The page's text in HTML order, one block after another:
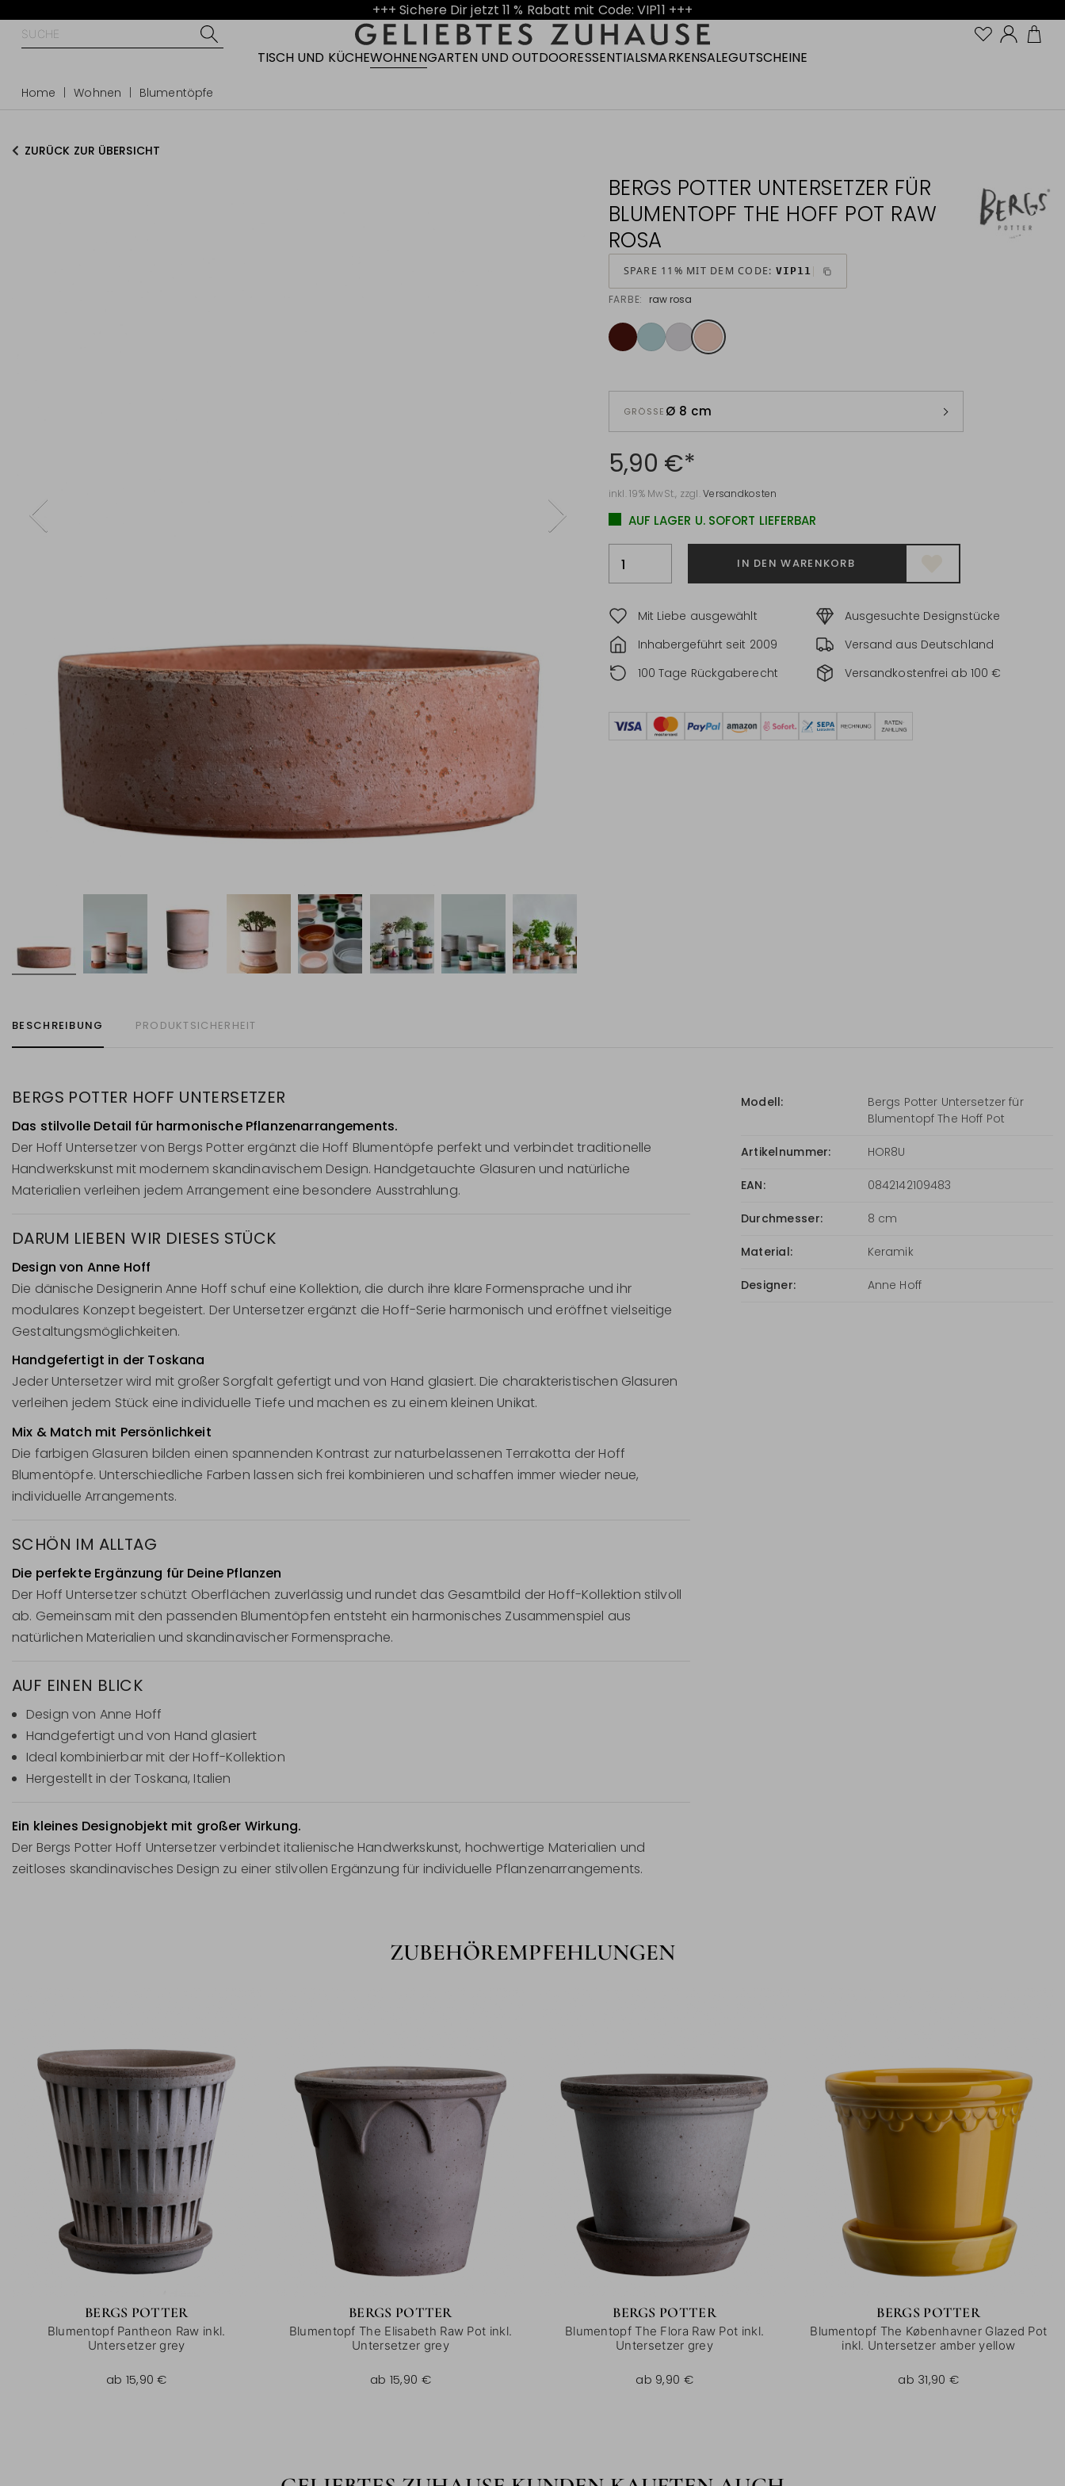
+++ Sichere Dir jetzt 11 % Rabatt mit Code: VIP11 +++
Konto
TISCH UND KÜCHEWOHNENGARTEN UND OUTDOORESSENTIALSMARKENSALEGUTSCHEINE
Home Wohnen Blumentöpfe
ZURÜCK ZUR ÜBERSICHT
BERGS POTTER UNTERSETZER FÜR
BLUMENTOPF THE HOFF POT RAW
ROSA
SPARE 11% MIT DEM CODE: VIP11
FARBE: raw rosa
GRÖSSE Ø 8 cm
5,90 €*
inkl. 19% MwSt., zzgl.Versandkosten
AUF LAGER U. SOFORT LIEFERBAR
IN DEN WARENKORB
Mit Liebe ausgewählt
Ausgesuchte Designstücke
Inhabergeführt seit 2009
Versand aus Deutschland
100 Tage Rückgaberecht
Versandkostenfrei ab 100 €
BESCHREIBUNG PRODUKTSICHERHEIT
BERGS POTTER HOFF UNTERSETZER
Das stilvolle Detail für harmonische Pflanzenarrangements.
Der Hoff Untersetzer von Bergs Potter ergänzt die Hoff Blumentöpfe perfekt und verbindet traditionelle
Handwerkskunst mit modernem skandinavischem Design. Handgetauchte Glasuren und natürliche
Materialien verleihen jedem Arrangement eine besondere Ausstrahlung.
DARUM LIEBEN WIR DIESES STÜCK
Design von Anne Hoff
Die dänische Designerin Anne Hoff schuf eine Kollektion, die durch ihre klare Formensprache und ihr
modulares Konzept begeistert. Der Untersetzer ergänzt die Hoff-Serie harmonisch und eröffnet vielseitige
Gestaltungsmöglichkeiten.
Handgefertigt in der Toskana
Jeder Untersetzer wird mit großer Sorgfalt gefertigt und von Hand glasiert. Die charakteristischen Glasuren
verleihen jedem Stück eine individuelle Tiefe und machen es zu einem kleinen Unikat.
Mix & Match mit Persönlichkeit
Die farbigen Glasuren bilden einen spannenden Kontrast zur naturbelassenen Terrakotta der Hoff
Blumentöpfe. Unterschiedliche Farben lassen sich frei kombinieren und schaffen immer wieder neue,
individuelle Arrangements.
SCHÖN IM ALLTAG
Die perfekte Ergänzung für Deine Pflanzen
Der Hoff Untersetzer schützt Oberflächen zuverlässig und rundet das Gesamtbild der Hoff-Kollektion stilvoll
ab. Gemeinsam mit den passenden Blumentöpfen entsteht ein harmonisches Zusammenspiel aus
natürlichen Materialien und skandinavischer Formensprache.
AUF EINEN BLICK
Design von Anne Hoff
Handgefertigt und von Hand glasiert
Ideal kombinierbar mit der Hoff-Kollektion
Hergestellt in der Toskana, Italien
Ein kleines Designobjekt mit großer Wirkung.
Der Bergs Potter Hoff Untersetzer verbindet italienische Handwerkskunst, hochwertige Materialien und
zeitloses skandinavisches Design zu einer stilvollen Ergänzung für individuelle Pflanzenarrangements.
Modell:
Bergs Potter Untersetzer für
Blumentopf The Hoff Pot
Artikelnummer: HOR8U
EAN: 0842142109483
Durchmesser: 8 cm
Material: Keramik
Designer: Anne Hoff
ZUBEHÖREMPFEHLUNGEN
BERGS POTTER
Blumentopf Pantheon Raw inkl.
Untersetzer grey
ab 15,90 €
BERGS POTTER
Blumentopf The Elisabeth Raw Pot inkl.
Untersetzer grey
ab 15,90 €
BERGS POTTER
Blumentopf The Flora Raw Pot inkl.
Untersetzer grey
ab 9,90 €
BERGS POTTER
Blumentopf The Københavner Glazed Pot
inkl. Untersetzer amber yellow
ab 31,90 €